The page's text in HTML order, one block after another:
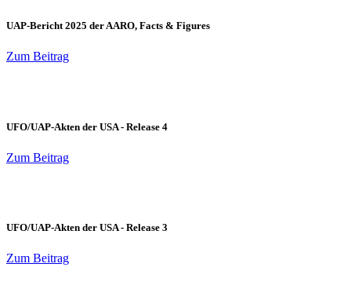
UAP-Bericht 2025 der AARO, Facts & Figures
Zum Beitrag
UFO/UAP-Akten der USA - Release 4
Zum Beitrag
UFO/UAP-Akten der USA - Release 3
Zum Beitrag